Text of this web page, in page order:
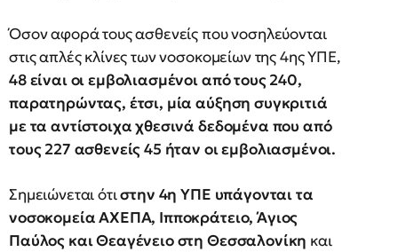
Όσον αφορά τους ασθενείς που νοσηλεύονται
στις απλές κλίνες των νοσοκομείων της 4ης ΥΠΕ,
48 είναι οι εμβολιασμένοι από τους 240,
παρατηρώντας, έτσι, μία αύξηση συγκριτιά
με τα αντίστοιχα χθεσινά δεδομένα που από
τους 227 ασθενείς 45 ήταν οι εμβολιασμένοι.
Σημειώνεται ότιστην 4η ΥΠΕ υπάγονται τα
νοσοκομεία ΑΧΕΠΑ, Ιπποκράτειο, Άγιος
Παύλος και Θεαγένειο στη Θεσσαλονίκη και